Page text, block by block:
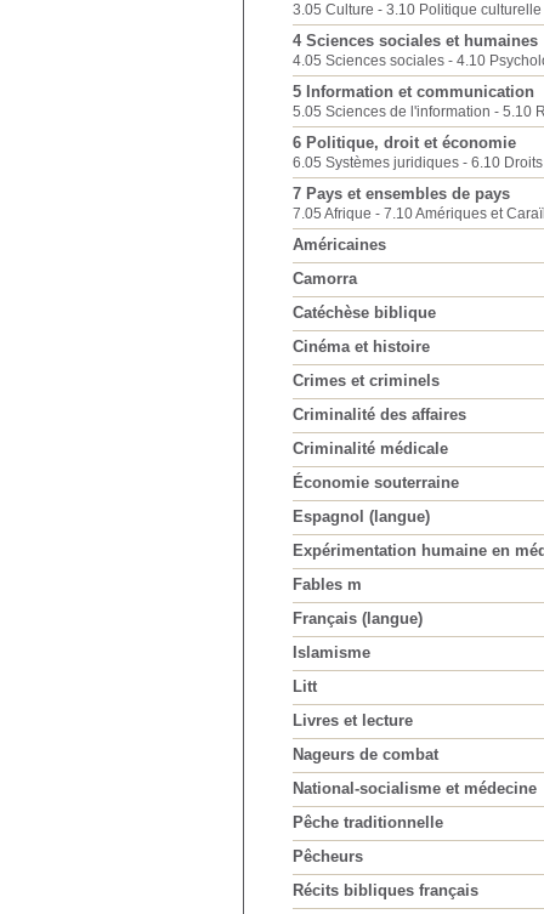
3.05 Culture 3.10 Politique
4 Sciences sociales et humaines
4.05 Sciences sociales 4.10
5 Information et communication
5.05 Sciences de l'information 5.10
6 Politique, droit et économie
6.05 Systèmes juridiques 6.10
7 Pays et ensembles de pays
7.05 Afrique 7.10 Amériques et
Américaines
Camorra
Catéchèse biblique
Cinéma et histoire
Crimes et criminels
Criminalité des affaires
Criminalité médicale
Économie souterraine
Espagnol (langue)
Expérimentation humaine en
Fables m
Français (langue)
Islamisme
Litt
Livres et lecture
Nageurs de combat
National-socialisme et médecine
Pêche traditionnelle
Pêcheurs
Récits bibliques français